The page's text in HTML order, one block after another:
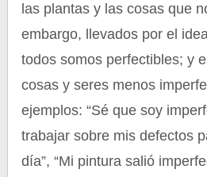
las plantas y las cosas que
embargo, llevados por el
todos somos perfectibles; y
cosas y seres menos
ejemplos: “Sé que soy
trabajar sobre mis defectos
día”, “Mi pintura salió